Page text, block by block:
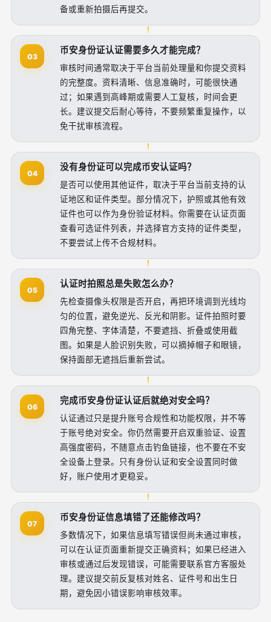
备或重新拍摄后再提交。
03
币安身份证认证需要多久才能完成？
审核时间通常取决于平台当前处理量和你提交资料
的完整度。资料清晰、信息准确时，可能很快通
过；如果遇到高峰期或需要人工复核，时间会更
长。建议提交后耐心等待，不要频繁重复操作，以
免干扰审核流程。
04
没有身份证可以完成币安认证吗？
是否可以使用其他证件，取决于平台当前支持的认
证地区和证件类型。部分情况下，护照或其他有效
证件也可以作为身份验证材料。你需要在认证页面
查看可选证件列表，并选择官方支持的证件类型，
不要尝试上传不合规材料。
05
认证时拍照总是失败怎么办？
先检查摄像头权限是否开启，再把环境调到光线均
匀的位置，避免逆光、反光和阴影。证件拍照时要
四角完整、字体清楚，不要遮挡、折叠或使用截
图。如果是人脸识别失败，可以摘掉帽子和眼镜，
保持面部无遮挡后重新尝试。
06
完成币安身份证认证后就绝对安全吗？
认证通过只是提升账号合规性和功能权限，并不等
于账号绝对安全。你仍然需要开启双重验证、设置
高强度密码，不随意点击钓鱼链接，也不要在不安
全设备上登录。只有身份认证和安全设置同时做
好，账户使用才更稳妥。
07
币安身份证信息填错了还能修改吗？
多数情况下，如果信息填写错误但尚未通过审核，
可以在认证页面重新提交正确资料；如果已经进入
审核或通过后发现错误，可能需要联系官方客服处
理。建议提交前反复核对姓名、证件号和出生日
期，避免因小错误影响审核效率。